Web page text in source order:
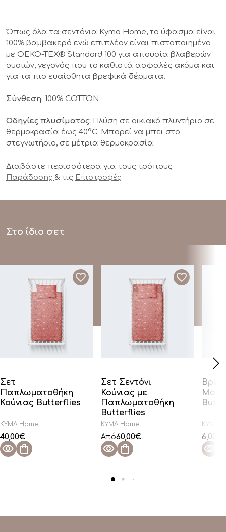
Όπως όλα τα σεντόνια Kyma Home, το ύφασμα είναι
100% βαμβακερό ενώ επιπλέον είναι πιστοποιημένο
με OEKO-TEX® Standard 100 για απουσία βλαβερών
ουσιών, γεγονός που το καθιστά ασφαλές ακόμα και
για τα πιο ευαίσθητα βρεφικά δέρματα.
Σύνθεση: 100% COTTON
Οδηγίες πλυσίματος: Πλύση σε οικιακό πλυντήριο σε
θερμοκρασία έως 40°C. Μπορεί να μπει στο
στεγνωτήριο, σε μέτρια θερμοκρασία.
Διαβάστε περισσότερα για τους τρόπους
Παράδοσης & τις Επιστροφές
Στο ίδιο σετ
Σετ
Παπλωματοθήκη
Κούνιας Butterflies
KYMA Home
40,00€
Σετ Σεντόνι
Κούνιας με
Παπλωματοθήκη
Butterflies
KYMA Home
Από60,00€
KYMA
6,00